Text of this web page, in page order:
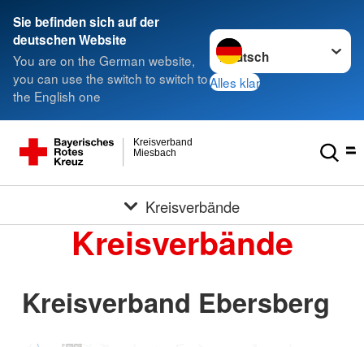
Sie befinden sich auf der
deutschen Website
You are on the German website,
you can use the switch to switch to
the English one
Sprache wechseln zu
Alles klar
Miesbach
Kreisverband
Kreisverbände
Kreisverbände
Kreisverband Ebersberg